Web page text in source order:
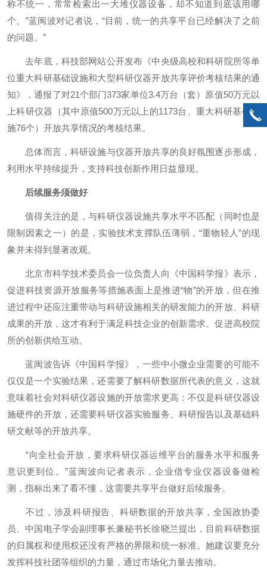
称不统一，常常检索出一大堆仪器设备，却不知道到底该用哪
个。”蓝闽波对记者说，“目前，统一的共享平台已经解决了之前
的问题。”
去年底，科技部网站公开发布《中央级高校和科研院所等单
位重大科研基础设施和大型科研仪器开放共享评价考核结果的通
知》，通报了对21个部门373家单位3.4万台（套）原值50万元以
上科研仪器（其中原值500万元以上的1173台、重大科研基础设
施76个）开放共享情况的考核结果。
总体而言，科研设施与仪器开放共享的良好氛围逐步形成，
利用水平持续提升，支持科技创新作用日益显现。
后续服务须做好
值得关注的是，与科研仪器设施共享水平不匹配（同时也是
限制因素之一）的是，实验技术支撑队伍薄弱，“重物轻人”的现
象并未得到显著改观。
北京市科学技术委员会一位负责人向《中国科学报》表示，
促进科技资源开放服务等措施表面上是推进“物”的开放，但在推
进过程中还应注重带动与科研设施相关的研发能力的开放、科研
成果的开放，这才有利于满足科技企业的创新需求、促进高校院
所的创新供给互动。
蓝闽波告诉《中国科学报》，一些中小微企业需要的可能不
仅仅是一个实验结果，还需要了解科研数据所代表的意义，这就
意味着社会对科研仪器设施的开放需求更高：不仅是科研仪器设
施硬件的开放，还需要科研仪器实验服务、科研报告以及基础科
研文献等的开放共享。
“向全社会开放，要求科研仪器运维平台的服务水平和服务
意识更到位。”蓝闽波向记者表示，企业借专业仪器设备做检
测，指标出来了看不懂，这需要共享平台做好后续服务。
不过，涉及科研报告、科研数据的开放共享，全国政协委
员、中国电子学会副理事长兼秘书长徐晓兰提出，目前科研数据
的归属权和使用权还没有严格的界限和统一标准。她建议要充分
发挥科技社团等组织的力量，通过市场化力量去推动。